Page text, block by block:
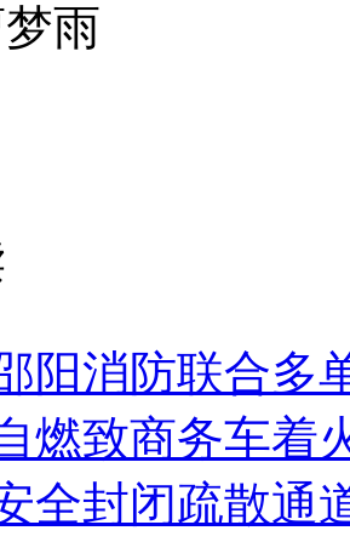
雨
阳消防联合多
燃致商务车着
全封闭疏散通